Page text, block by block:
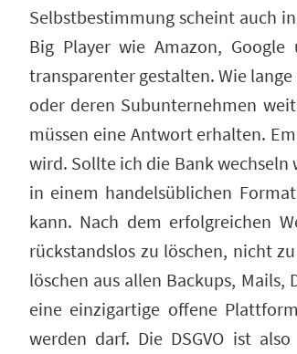
Selbstbestimmung scheint auch
Big Player wie Amazon, Google
transparenter gestalten. Wie
oder deren Subunternehmen
müssen eine Antwort erhalten.
wird. Sollte ich die Bank
in einem handelsüblichen
kann. Nach dem erfolgreichen
rückstandslos zu löschen, nicht
löschen aus allen Backups,
eine einzigartige offene
werden darf. Die DSGVO ist